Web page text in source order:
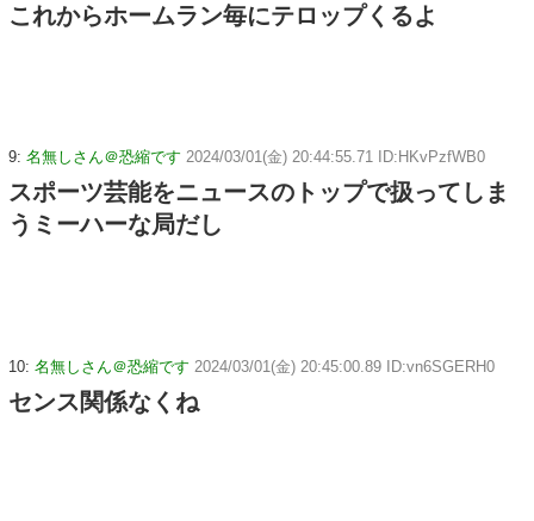
これからホームラン毎にテロップくるよ
9: 名無しさん＠恐縮です 2024/03/01(金) 20:44:55.71 ID:HKvPzfWB0
スポーツ芸能をニュースのトップで扱ってしま
うミーハーな局だし
10: 名無しさん＠恐縮です 2024/03/01(金) 20:45:00.89 ID:vn6SGERH0
センス関係なくね